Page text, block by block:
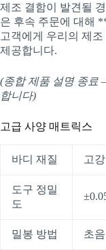
제조 결함이 발견될
은 후속 주문에 대해
고객에게 우리의 제
제공합니다.
(종합 제품 설명 종료
합니다)
고급 사양 매트릭스
바디 재질 고
도구 정밀
도
밀봉 방법 초